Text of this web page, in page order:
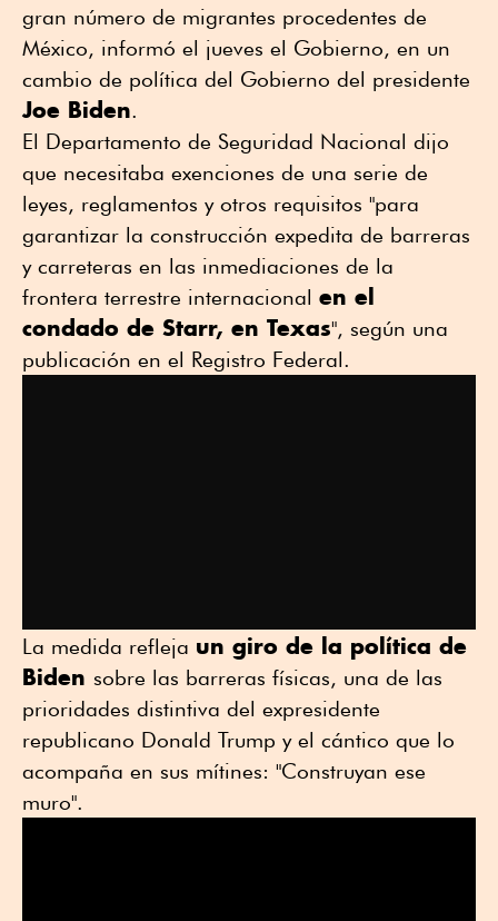
gran número de migrantes procedentes de
México, informó el jueves el Gobierno, en un
cambio de política del Gobierno del presidente
Joe Biden.
El Departamento de Seguridad Nacional dijo
que necesitaba exenciones de una serie de
leyes, reglamentos y otros requisitos "para
garantizar la construcción expedita de barreras
y carreteras en las inmediaciones de la
frontera terrestre internacional en el
condado de Starr, en Texas", según una
publicación en el Registro Federal.
La medida refleja un giro de la política de
Biden sobre las barreras físicas, una de las
prioridades distintiva del expresidente
republicano Donald Trump y el cántico que lo
acompaña en sus mítines: "Construyan ese
muro".